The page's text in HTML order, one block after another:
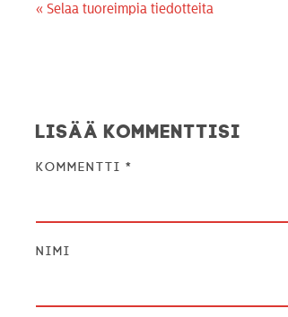
« Selaa tuoreimpia tiedotteita
Lisää kommenttisi
Kommentti*
Nimi